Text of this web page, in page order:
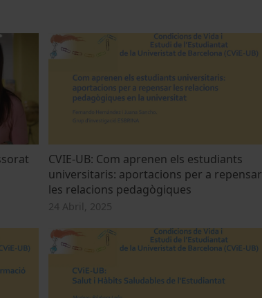
CVIE-UB: Com aprenen els estudiants
universitaris: aportacions per a repensar
les relacions pedagògiques
24 Abril, 2025